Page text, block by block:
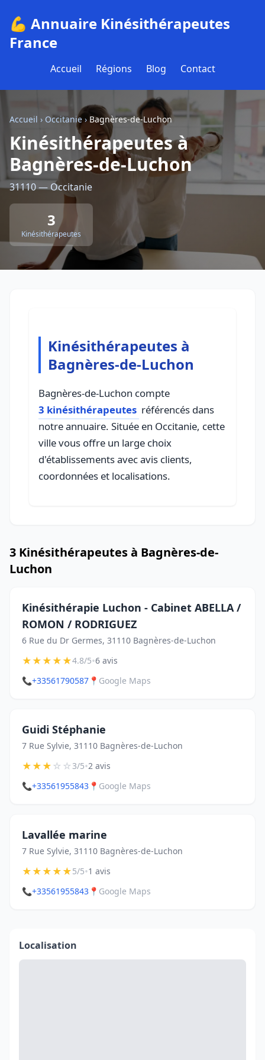
💪 Annuaire Kinésithérapeutes
France
Accueil Régions Blog Contact
Accueil › Occitanie›Bagnères-de-Luchon
Kinésithérapeutes à
Bagnères-de-Luchon
31110 — Occitanie
3
Kinésithérapeutes
Kinésithérapeutes à
Bagnères-de-Luchon
Bagnères-de-Luchon compte
3 kinésithérapeutes référencés dans
notre annuaire. Située en Occitanie, cette
ville vous offre un large choix
d'établissements avec avis clients,
coordonnées et localisations.
3 Kinésithérapeutes à Bagnères-de-
Luchon
Kinésithérapie Luchon - Cabinet ABELLA /
ROMON / RODRIGUEZ
6 Rue du Dr Germes, 31110 Bagnères-de-Luchon
★★★★★4.8/5•6 avis
📞+33561790587 📍 Google Maps
Guidi Stéphanie
7 Rue Sylvie, 31110 Bagnères-de-Luchon
★★★☆☆3/5•2 avis
📞+33561955843 📍 Google Maps
Lavallée marine
7 Rue Sylvie, 31110 Bagnères-de-Luchon
★★★★★5/5•1 avis
📞+33561955843 📍 Google Maps
Localisation